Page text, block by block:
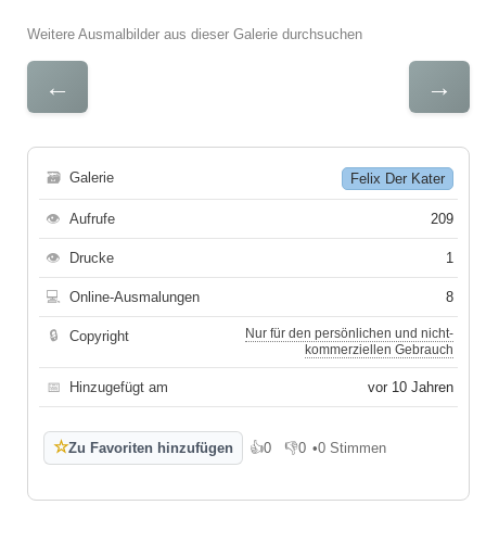
Weitere Ausmalbilder aus dieser Galerie durchsuchen
← →
🗃 Galerie Felix Der Kater
👁 Aufrufe 209
👁 Drucke 1
💻 Online-Ausmalungen 8
🔒 Copyright
Nur für den persönlichen und nicht-
kommerziellen Gebrauch
📅 Hinzugefügt am vor 10 Jahren
☆Zu Favoriten hinzufügen 👍0
Gefällt mir
👎0
Gefällt mir nicht
•0 Stimmen